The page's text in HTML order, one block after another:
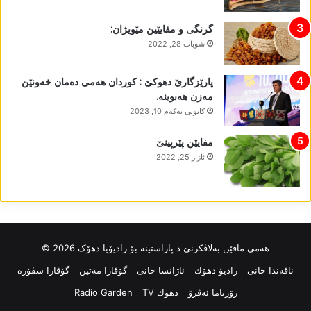
گرنگی و مفایێین مێویژان:
شوبات 28, 2022
پارێزگارێ دھوکێ : کوردان ھەمی دەمان خەونێن
مەزن ھەبوینە.
كانونی یه‌كه‌م 10, 2023
مفایێن پێرپینێ
ئازار 25, 2022
ھەمی مافێن بەلاڤکرنێ د پاراستینە بۆ رادیۆیا دھۆک 2026 ©
ناڤه‌ندا خانی
رادیۆ دهۆك ئاژانسا خانی گۆڤارا مەتین
گۆڤارا سڤۆرە
رۆژناما ئەڤرۆ
دهوك TV Radio Garden